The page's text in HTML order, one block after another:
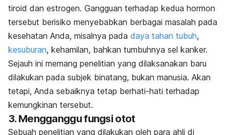
tiroid dan estrogen. Gangguan terhadap kedua hormon
tersebut berisiko menyebabkan berbagai masalah pada
kesehatan Anda, misalnya pada daya tahan tubuh,
kesuburan, kehamilan, bahkan tumbuhnya sel kanker.
Sejauh ini memang penelitian yang dilaksanakan baru
dilakukan pada subjek binatang, bukan manusia. Akan
tetapi, Anda sebaiknya tetap berhati-hati terhadap
kemungkinan tersebut.
3. Mengganggu fungsi otot
Sebuah penelitian yang dilakukan oleh para ahli di